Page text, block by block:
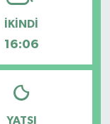
İKINDI
16:06
YATSI